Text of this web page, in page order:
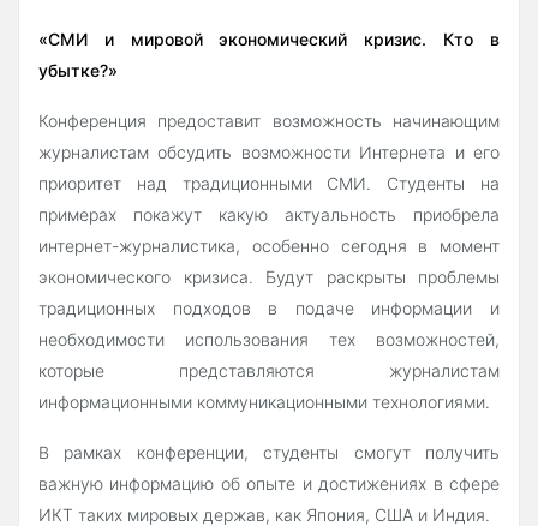
«СМИ и мировой экономический кризис. Кто в
убытке?»
Конференция предоставит возможность начинающим
журналистам обсудить возможности Интернета и его
приоритет над традиционными СМИ. Студенты на
примерах покажут какую актуальность приобрела
интернет-журналистика, особенно сегодня в момент
экономического кризиса. Будут раскрыты проблемы
традиционных подходов в подаче информации и
необходимости использования тех возможностей,
которые представляются журналистам
информационными коммуникационными технологиями.
В рамках конференции, студенты смогут получить
важную информацию об опыте и достижениях в сфере
ИКТ таких мировых держав, как Япония, США и Индия.